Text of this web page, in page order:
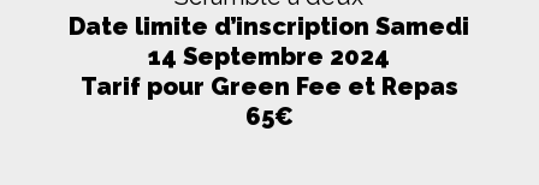
Date limite d’inscription Samedi
14 Septembre 2024
Tarif pour Green Fee et Repas
65€